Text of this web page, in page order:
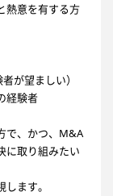
熱意を有する方
が望ましい）
経験者
で、かつ、M&A
に取り組みたい
ます。